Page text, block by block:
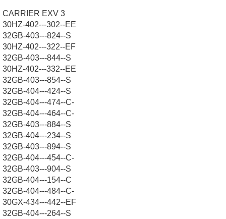
CARRIER EXV 3
30HZ-402---302--EE
32GB-403---824--S
30HZ-402---322--EF
32GB-403---844--S
30HZ-402---332--EE
32GB-403---854--S
32GB-404---424--S
32GB-404---474--C-
32GB-404---464--C-
32GB-403---884--S
32GB-404---234--S
32GB-403---894--S
32GB-404---454--C-
32GB-403---904--S
32GB-404---154--C
32GB-404---484--C-
30GX-434---442--EF
32GB-404---264--S